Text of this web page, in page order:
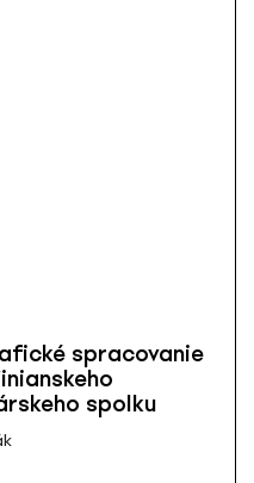
spracovanie
spolku